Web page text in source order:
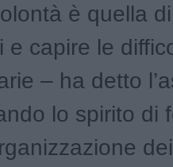
è quella
e capire le
– ha detto
lo spirito di